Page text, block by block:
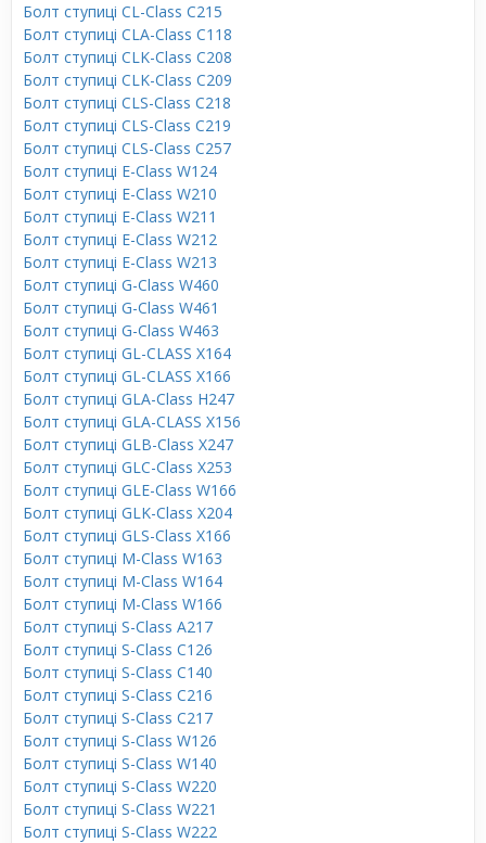
Болт ступиці CL-Class C215
Болт ступиці CLA-Class C118
Болт ступиці CLK-Class C208
Болт ступиці CLK-Class C209
Болт ступиці CLS-Class C218
Болт ступиці CLS-Class C219
Болт ступиці CLS-Class C257
Болт ступиці E-Class W124
Болт ступиці E-Class W210
Болт ступиці E-Class W211
Болт ступиці E-Class W212
Болт ступиці E-Class W213
Болт ступиці G-Class W460
Болт ступиці G-Class W461
Болт ступиці G-Class W463
Болт ступиці GL-CLASS X164
Болт ступиці GL-CLASS X166
Болт ступиці GLA-Class H247
Болт ступиці GLA-CLASS X156
Болт ступиці GLB-Class X247
Болт ступиці GLC-Class X253
Болт ступиці GLE-Class W166
Болт ступиці GLK-Class X204
Болт ступиці GLS-Class X166
Болт ступиці M-Class W163
Болт ступиці M-Class W164
Болт ступиці M-Class W166
Болт ступиці S-Class A217
Болт ступиці S-Class C126
Болт ступиці S-Class C140
Болт ступиці S-Class C216
Болт ступиці S-Class C217
Болт ступиці S-Class W126
Болт ступиці S-Class W140
Болт ступиці S-Class W220
Болт ступиці S-Class W221
Болт ступиці S-Class W222